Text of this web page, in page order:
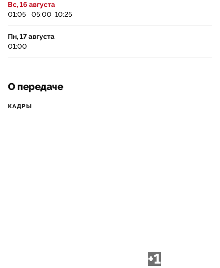
Вс, 16 августа
01:05
05:00 10:25
Пн, 17 августа
01:00
О передаче
КАДРЫ
+1